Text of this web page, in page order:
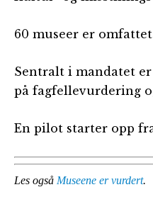
60 museer er
Sentralt i mandatet
på fagfellevurdering
En pilot starter opp
Les også Museene er vurdert.